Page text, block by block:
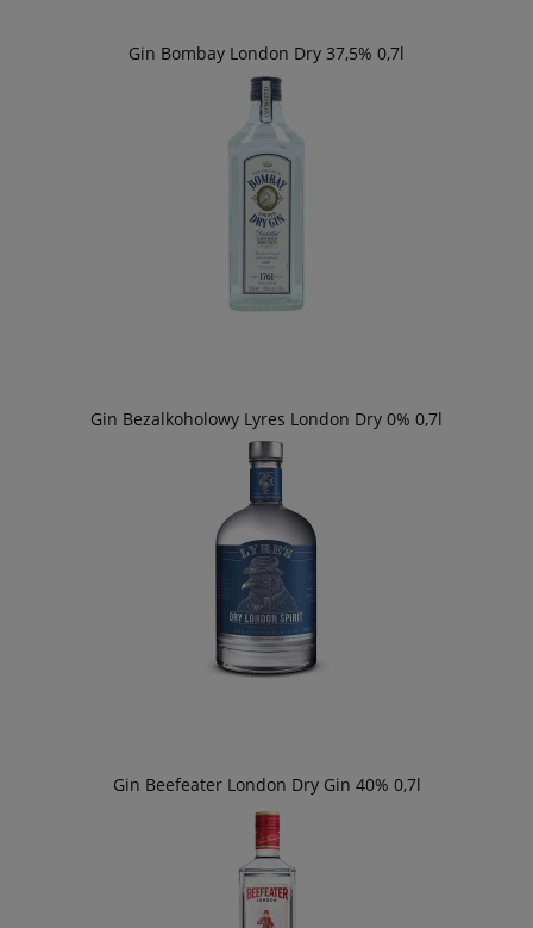
Gin Bombay London Dry 37,5% 0,7l
Gin Bezalkoholowy Lyres London Dry 0% 0,7l
Gin Beefeater London Dry Gin 40% 0,7l